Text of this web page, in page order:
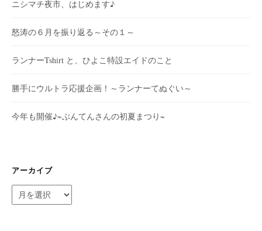
ニシマチ夜市、はじめます♪
怒涛の６月を振り返る～その１～
ランナーTshirt と、ひよこ特設エイドのこと
勝手にウルトラ応援企画！～ランナーてぬぐい～
今年も開催♪~ぶんてんさんの初夏まつり~
アーカイブ
ー